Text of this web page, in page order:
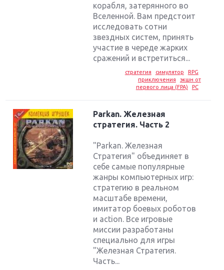
корабля, затерянного во
Вселенной. Вам предстоит
исследовать сотни
звездных систем, принять
участие в череде жарких
сражений и встретиться...
стратегия симулятор
RPG
приключения
экшн от
первого лица (FPA)
PC
Parkan. Железная
стратегия. Часть 2
"Parkan. Железная
Стратегия" объединяет в
себе самые популярные
жанры компьютерных игр:
стратегию в реальном
масштабе времени,
имитатор боевых роботов
и action. Все игровые
миссии разработаны
специально для игры
"Железная Стратегия.
Часть...